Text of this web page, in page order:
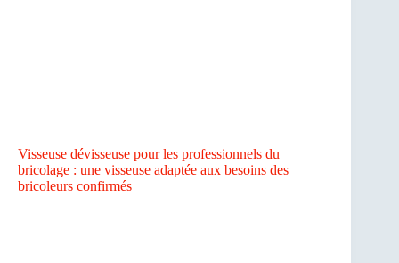
Visseuse dévisseuse pour les professionnels du
bricolage : une visseuse adaptée aux besoins des
bricoleurs confirmés